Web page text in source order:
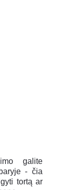
galite
- čia
tortą ar